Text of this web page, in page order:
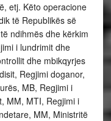
etj. Këto operacione
të Republikës së
ndihmës dhe kërkim
i lundrimit dhe
dhe mbikqyrjes
Regjimi doganor,
MB, Regjimi i
MM, MTI, Regjimi i
MM, Ministritë